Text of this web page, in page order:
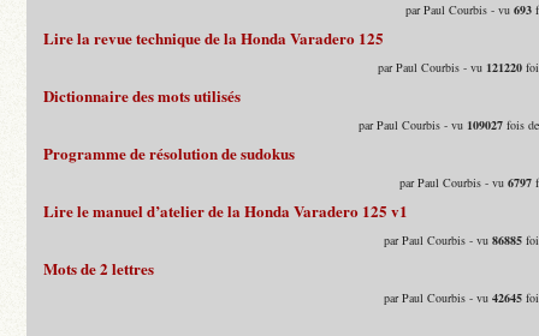
par Paul Courbis - vu693
Lire la revue technique de la Honda Varadero 125
par Paul Courbis - vu 121220
Dictionnaire des mots utilisés
par Paul Courbis - vu 109027 fois
Programme de résolution de sudokus
par Paul Courbis - vu6797
Lire le manuel d’atelier de la Honda Varadero 125 v1
par Paul Courbis - vu86885
Mots de 2 lettres
par Paul Courbis - vu42645